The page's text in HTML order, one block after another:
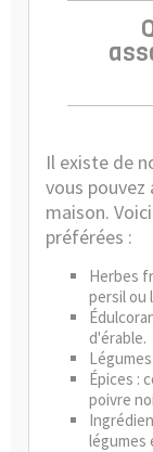
Il existe de
vous
maison.
préférées :
Herbes
persil ou
d'érable.
Épices :
poivre
légumes